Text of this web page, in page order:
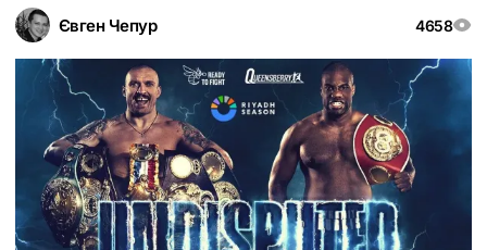
Євген Чепур 4658